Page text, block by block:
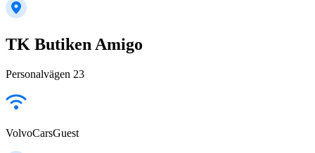
TK Butiken Amigo
Personalvägen 23
VolvoCarsGuest